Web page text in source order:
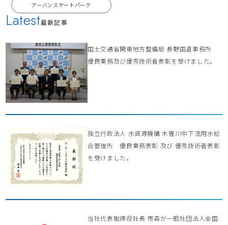
Latest最新記事
国土交通省関東地方整備局 長野国道事務所
優良業務及び優秀技術者表彰を受けました。
独立行政法人 水資源機構 木曽川中下流用水総
合管理所 優良業務表彰 及び 優秀技術者表彰
を受けました。
当社代表取締役社長 市森が一般社団法人全国
アーバンスケートパーク